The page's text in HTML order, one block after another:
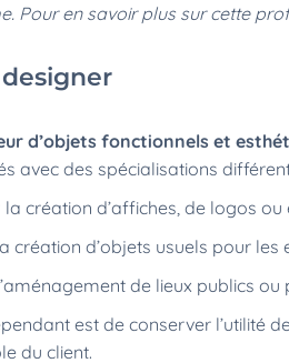
Pour en savoir plus sur cette
d’objets fonctionnels et
avec des spécialisations
création d’affiches, de logos
création d’objets usuels pour
de lieux publics ou
est de conserver l’utilité
du client.